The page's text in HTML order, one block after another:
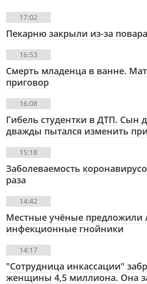
17:02
Пекарню закрыли из-за
16:53
Смерть младенца в ванне.
приговор
16:08
Гибель студентки в ДТП. Сын
дважды пытался изменить
15:18
Заболеваемость
раза
14:42
Местные учёные предложили
инфекционные гнойники
14:17
"Сотрудница инкассации"
женщины 4,5 миллиона. Она